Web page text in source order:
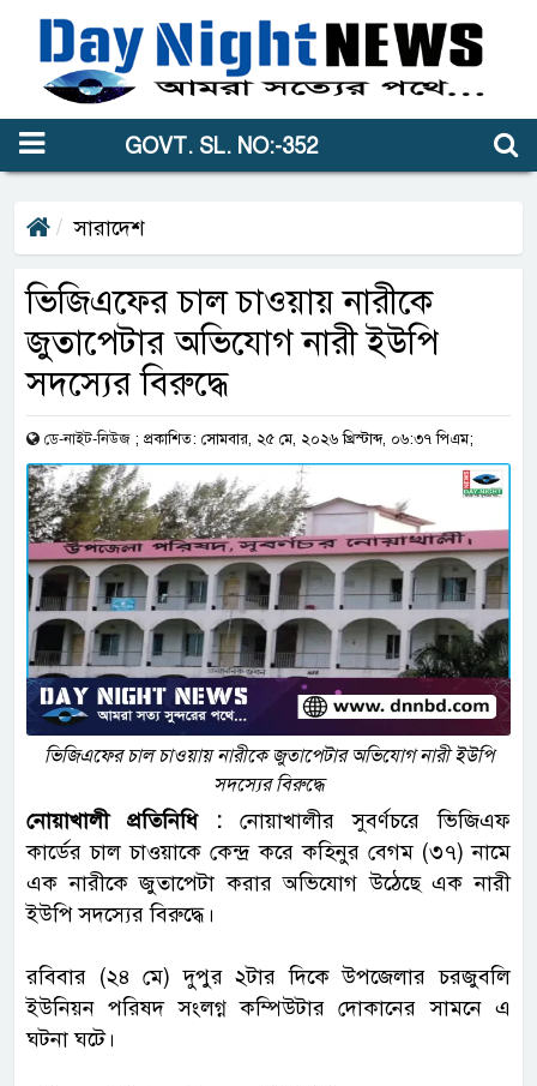
GOVT. SL. NO:-352
সারাদেশ
ভিজিএফের চাল চাওয়ায় নারীকে
জুতাপেটার অভিযোগ নারী ইউপি
সদস্যের বিরুদ্ধে
ডে-নাইট-নিউজ ; প্রকাশিত: সোমবার, ২৫ মে, ২০২৬ খ্রিস্টাব্দ, ০৬:৩৭ পিএম;
ভিজিএফের চাল চাওয়ায় নারীকে জুতাপেটার অভিযোগ নারী ইউপি
সদস্যের বিরুদ্ধে
নোয়াখালী প্রতিনিধি : নোয়াখালীর সুবর্ণচরে ভিজিএফ
কার্ডের চাল চাওয়াকে কেন্দ্র করে কহিনুর বেগম (৩৭) নামে
এক নারীকে জুতাপেটা করার অভিযোগ উঠেছে এক নারী
ইউপি সদস্যের বিরুদ্ধে।
রবিবার (২৪ মে) দুপুর ২টার দিকে উপজেলার চরজুবলি
ইউনিয়ন পরিষদ সংলগ্ন কম্পিউটার দোকানের সামনে এ
ঘটনা ঘটে।